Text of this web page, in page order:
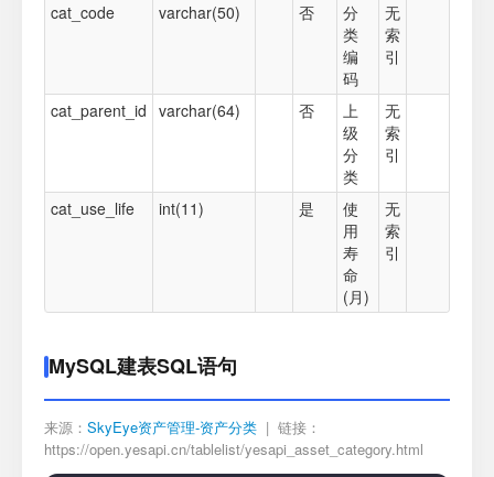
cat_code varchar(50) 否
分
类
编
码
无
索
引
cat_parent_id varchar(64) 否
上
级
分
类
无
索
引
cat_use_life int(11) 是
使
用
寿
命
(月)
无
索
引
MySQL建表SQL语句
来源： SkyEye资产管理-资产分类 | 链接：
https://open.yesapi.cn/tablelist/yesapi_asset_category.html